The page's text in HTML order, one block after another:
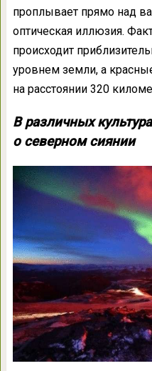
проплывает прямо над
оптическая иллюзия.
происходит
уровнем земли, а
на расстоянии 320
В различных
о северном сиянии